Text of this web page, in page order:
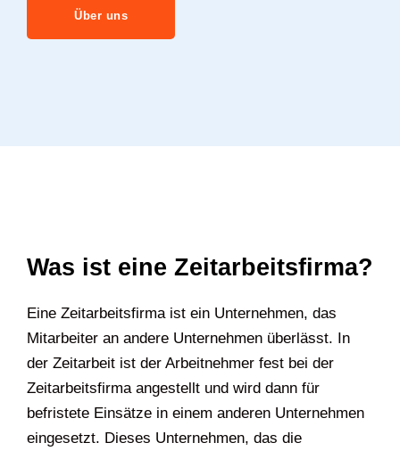
Über uns
Was ist eine Zeitarbeitsfirma?
Eine Zeitarbeitsfirma ist ein Unternehmen, das
Mitarbeiter an andere Unternehmen überlässt. In
der Zeitarbeit ist der Arbeitnehmer fest bei der
Zeitarbeitsfirma angestellt und wird dann für
befristete Einsätze in einem anderen Unternehmen
eingesetzt. Dieses Unternehmen, das die